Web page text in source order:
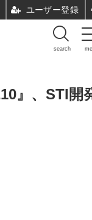
search
』、STI開
ユーザー登録